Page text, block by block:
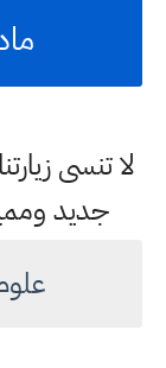
لا تنسى
جديد